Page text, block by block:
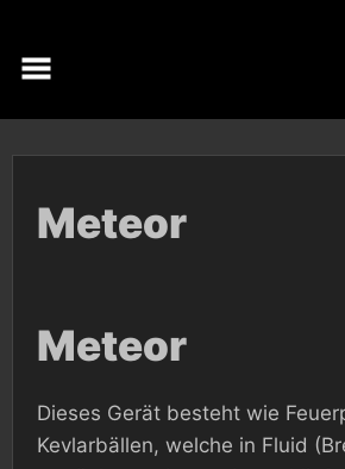
Meteor
Meteor
Dieses Gerät besteht wie
Kevlarbällen, welche in Fluid